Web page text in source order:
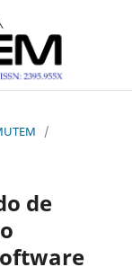
/
de